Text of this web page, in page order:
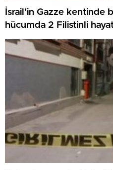
İsrail’in Gazze kentinde
hücumda 2 Filistinli